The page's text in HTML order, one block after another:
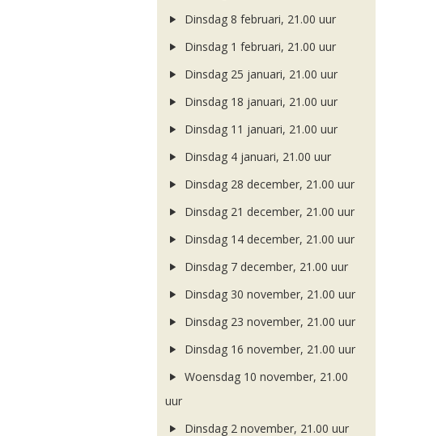
Dinsdag 8 februari, 21.00 uur
Dinsdag 1 februari, 21.00 uur
Dinsdag 25 januari, 21.00 uur
Dinsdag 18 januari, 21.00 uur
Dinsdag 11 januari, 21.00 uur
Dinsdag 4 januari, 21.00 uur
Dinsdag 28 december, 21.00 uur
Dinsdag 21 december, 21.00 uur
Dinsdag 14 december, 21.00 uur
Dinsdag 7 december, 21.00 uur
Dinsdag 30 november, 21.00 uur
Dinsdag 23 november, 21.00 uur
Dinsdag 16 november, 21.00 uur
Woensdag 10 november, 21.00
uur
Dinsdag 2 november, 21.00 uur